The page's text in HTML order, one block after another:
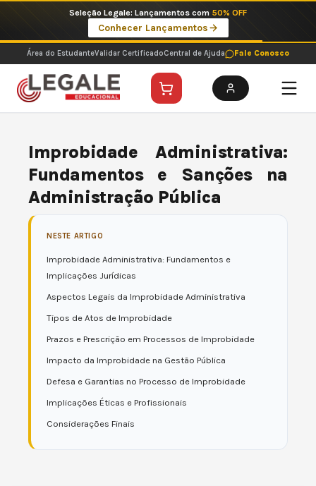
o
conteúdo
Seleção Legale: Lançamentos com 50% OFF
Conhecer Lançamentos
Área do EstudanteValidar CertificadoCentral de Ajuda Fale Conosco
Improbidade Administrativa:
Fundamentos e Sanções na
Administração Pública
NESTE ARTIGO
Improbidade Administrativa: Fundamentos e
Implicações Jurídicas
Aspectos Legais da Improbidade Administrativa
Tipos de Atos de Improbidade
Prazos e Prescrição em Processos de Improbidade
Impacto da Improbidade na Gestão Pública
Defesa e Garantias no Processo de Improbidade
Implicações Éticas e Profissionais
Considerações Finais